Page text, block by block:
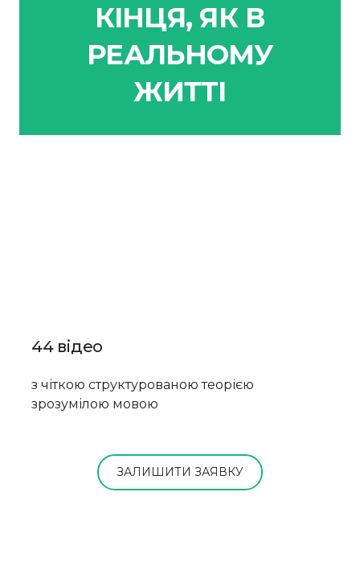
КІНЦЯ, ЯК В
РЕАЛЬНОМУ
ЖИТТІ
44 відео
з чіткою структурованою теорією
зрозумілою мовою
ЗАЛИШИТИ ЗАЯВКУ